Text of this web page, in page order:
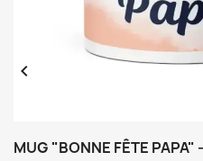

MUG "BONNE FÊTE PAPA"